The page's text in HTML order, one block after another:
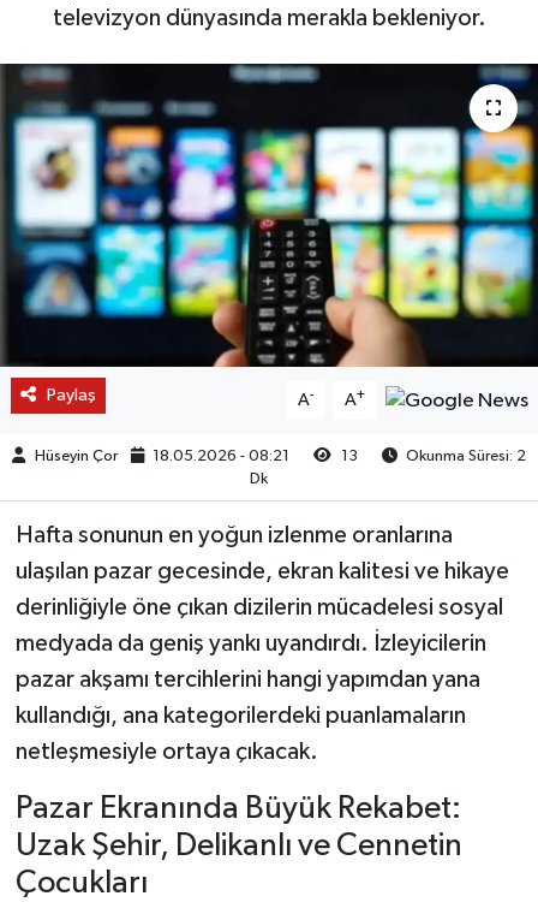
televizyon dünyasında merakla bekleniyor.
Paylaş A- A+
Hüseyin Çor 18.05.2026 - 08:21 13
Okunma Süresi: 2
Dk
Hafta sonunun en yoğun izlenme oranlarına
ulaşılan pazar gecesinde, ekran kalitesi ve hikaye
derinliğiyle öne çıkan dizilerin mücadelesi sosyal
medyada da geniş yankı uyandırdı. İzleyicilerin
pazar akşamı tercihlerini hangi yapımdan yana
kullandığı, ana kategorilerdeki puanlamaların
netleşmesiyle ortaya çıkacak.
Pazar Ekranında Büyük Rekabet:
Uzak Şehir, Delikanlı ve Cennetin
Çocukları